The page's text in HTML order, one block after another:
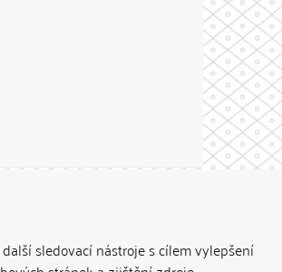
sledovací nástroje s cílem vylepšení